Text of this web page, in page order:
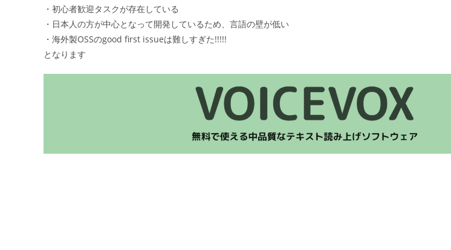
・初心者歓迎タスクが存在している
・日本人の方が中心となって開発しているため、言語の壁が低い
・海外製OSSのgood first issueは難しすぎた!!!!!
となります